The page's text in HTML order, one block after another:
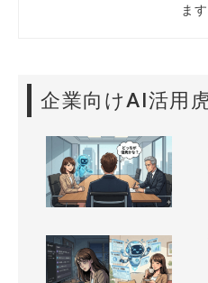
ます
企業向けAI活用